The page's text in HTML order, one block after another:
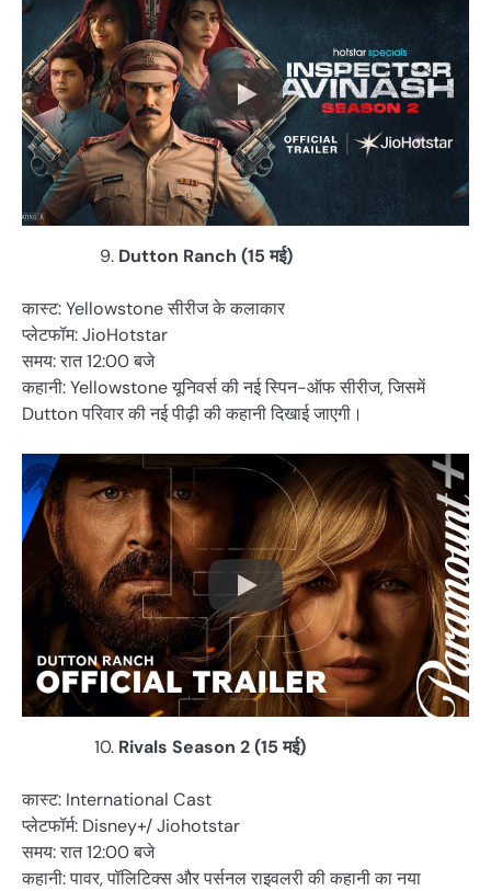
Dutton Ranch (15 मई)
कास्ट: Yellowstone सीरीज के कलाकार
प्लेटफॉम: JioHotstar
समय: रात 12:00 बजे
कहानी: Yellowstone यूनिवर्स की नई स्पिन-ऑफ सीरीज, जिसमें
Dutton परिवार की नई पीढ़ी की कहानी दिखाई जाएगी।
Rivals Season 2 (15 मई)
कास्ट: International Cast
प्लेटफॉर्म: Disney+/ Jiohotstar
समय: रात 12:00 बजे
कहानी: पावर, पॉलिटिक्स और पर्सनल राइवलरी की कहानी का नया